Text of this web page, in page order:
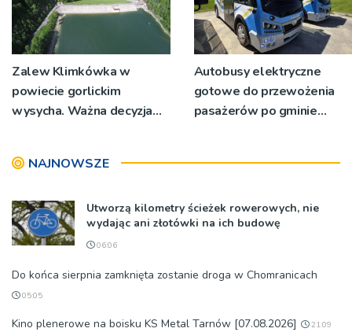
Zalew Klimkówka w
powiecie gorlickim
wysycha. Ważna decyzja
Autobusy elektryczne
gotowe do przewożenia
pasażerów po gminie
NAJNOWSZE
Utworzą kilometry ścieżek rowerowych, nie
wydając ani złotówki na ich budowę
06:06
Do końca sierpnia zamknięta zostanie droga w Chomranicach
05:05
Kino plenerowe na boisku KS Metal Tarnów [07.08.2026] 21:09